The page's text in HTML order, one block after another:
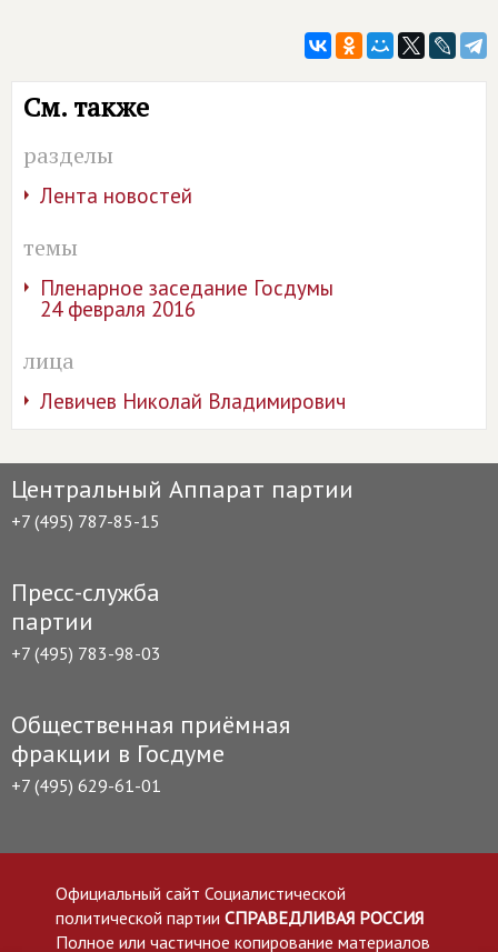
См. также
разделы
Лента новостей
темы
Пленарное заседание Госдумы
24 февраля 2016
лица
Левичев Николай Владимирович
Центральный Аппарат партии
+7 (495) 787-85-15
Пресс-служба
партии
+7 (495) 783-98-03
Общественная приёмная
фракции в Госдуме
+7 (495) 629-61-01
Официальный сайт Социалистической
политической партии СПРАВЕДЛИВАЯ РОССИЯ
Полное или частичное копирование материалов